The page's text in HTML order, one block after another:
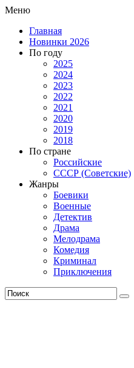
Меню
Главная
Новинки 2026
По году
2025
2024
2023
2022
2021
2020
2019
2018
По стране
Российские
СССР (Советские)
Жанры
Боевики
Военные
Детектив
Драма
Мелодрама
Комедия
Криминал
Приключения